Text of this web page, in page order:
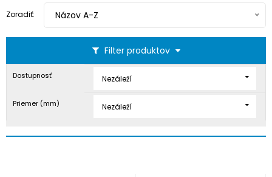
Filter produktov
Zoradiť: Názov A-Z
Dostupnosť Nezáleží
Priemer (mm) Nezáleží